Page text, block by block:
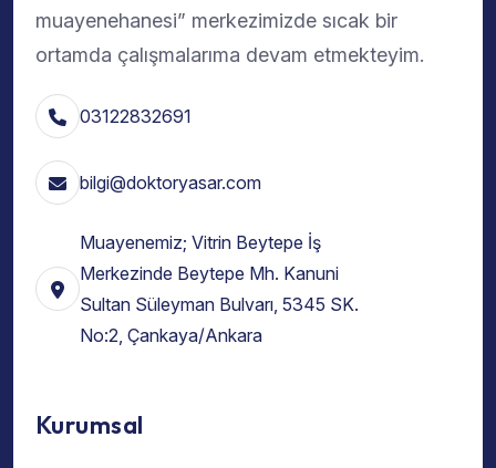
muayenehanesi” merkezimizde sıcak bir
ortamda çalışmalarıma devam etmekteyim.
03122832691
bilgi@doktoryasar.com
Muayenemiz; Vitrin Beytepe İş
Merkezinde Beytepe Mh. Kanuni
Sultan Süleyman Bulvarı, 5345 SK.
No:2, Çankaya/Ankara
Kurumsal